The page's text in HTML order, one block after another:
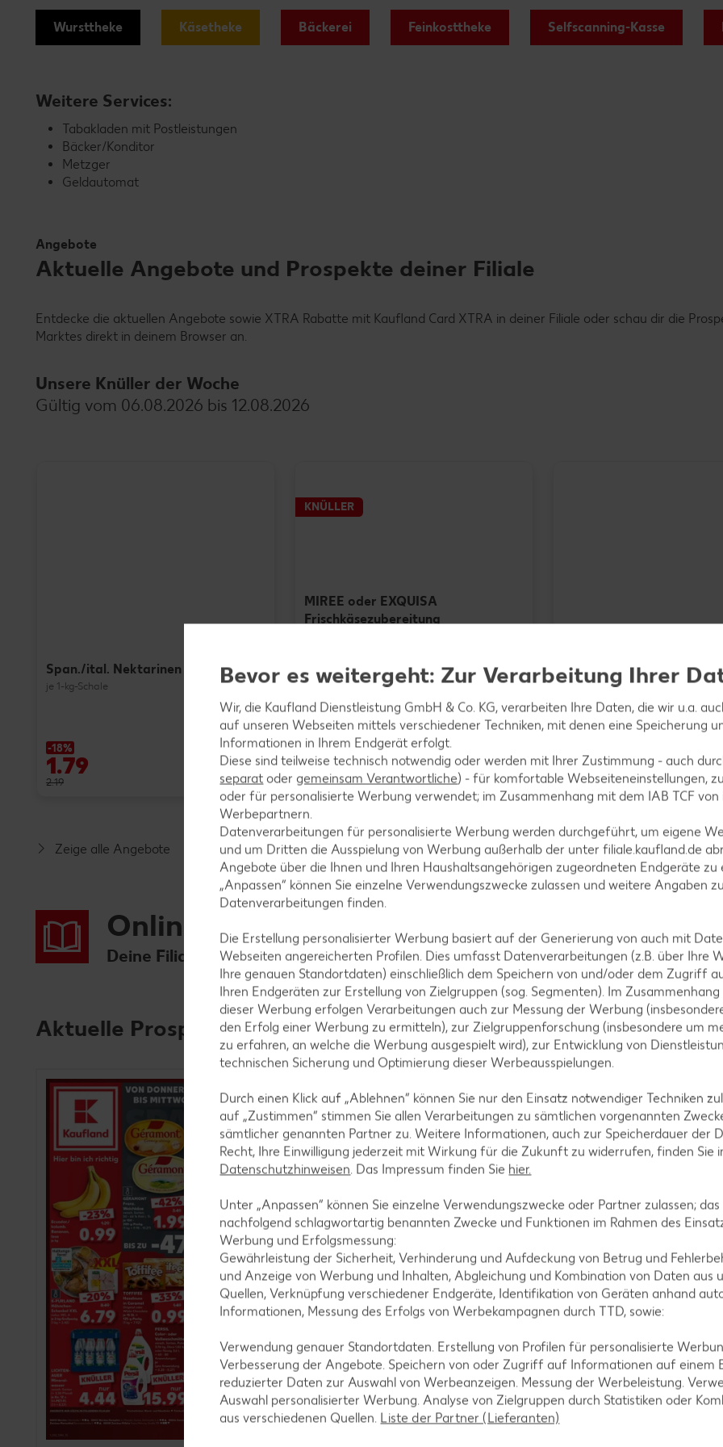
Wursttheke Käsetheke Bäckerei Feinkosttheke Selfscanning-Kasse
Weitere Services:
Tabakladen mit Postleistungen
Bäcker/Konditor
Metzger
Geldautomat
Angebote
Aktuelle Angebote und Prospekte deiner Filiale
Entdecke die aktuellen Angebote sowie XTRA Rabatte mit Kaufland Card XTRA in deiner Filiale oder schau dir die
Marktes direkt in deinem Browser an.
Unsere Knüller der Woche
Gültig vom 06.08.2026 bis 12.08.2026
Span./ital. Nektarinen
je 1-kg-Schale
-18%
1.79
2.19
KNÜLLER
MIREE oder EXQUISA
Frischkäsezubereitung
nur
0.99
je Stück
1.99
2.49
Zeige alle Angebote
Online-Prospekte
Deine Filiale: Kaufland Werdau, Uferstr.
Aktuelle Prospekte
Bevor es weitergeht: Zur Verarbeitung Ihrer
Wir, die Kaufland Dienstleistung GmbH & Co. KG, verarbeiten Ihre Daten, die wir u.a.
auf unseren Webseiten mittels verschiedener Techniken, mit denen eine Speicherung
Informationen in Ihrem Endgerät erfolgt.
Diese sind teilweise technisch notwendig oder werden mit Ihrer Zustimmung - auch
separat oder gemeinsam Verantwortliche) - für komfortable Webseiteneinstellungen,
oder für personalisierte Werbung verwendet; im Zusammenhang mit dem IAB TCF
Werbepartnern.
Datenverarbeitungen für personalisierte Werbung werden durchgeführt, um eigene
und um Dritten die Ausspielung von Werbung außerhalb der unter filiale.kaufland.de
Angebote über die Ihnen und Ihren Haushaltsangehörigen zugeordneten Endgeräte zu
„Anpassen“ können Sie einzelne Verwendungszwecke zulassen und weitere Angaben
Datenverarbeitungen finden.
Die Erstellung personalisierter Werbung basiert auf der Generierung von auch mit
Webseiten angereicherten Profilen. Dies umfasst Datenverarbeitungen (z.B. über Ihre
Ihre genauen Standortdaten) einschließlich dem Speichern von und/oder dem Zugriff
Ihren Endgeräten zur Erstellung von Zielgruppen (sog. Segmenten). Im
dieser Werbung erfolgen Verarbeitungen auch zur Messung der Werbung
den Erfolg einer Werbung zu ermitteln), zur Zielgruppenforschung (insbesondere um
zu erfahren, an welche die Werbung ausgespielt wird), zur Entwicklung von
technischen Sicherung und Optimierung dieser Werbeausspielungen.
Durch einen Klick auf „Ablehnen“ können Sie nur den Einsatz notwendiger Techniken
auf „Zustimmen“ stimmen Sie allen Verarbeitungen zu sämtlichen vorgenannten
sämtlicher genannten Partner zu. Weitere Informationen, auch zur Speicherdauer der
Recht, Ihre Einwilligung jederzeit mit Wirkung für die Zukunft zu widerrufen, finden Sie
Datenschutzhinweisen. Das Impressum finden Sie hier.
Unter „Anpassen“ können Sie einzelne Verwendungszwecke oder Partner zulassen;
nachfolgend schlagwortartig benannten Zwecke und Funktionen im Rahmen des
Werbung und Erfolgsmessung:
Gewährleistung der Sicherheit, Verhinderung und Aufdeckung von Betrug und
und Anzeige von Werbung und Inhalten, Abgleichung und Kombination von Daten aus
Quellen, Verknüpfung verschiedener Endgeräte, Identifikation von Geräten anhand
Informationen, Messung des Erfolgs von Werbekampagnen durch TTD, sowie:
Verwendung genauer Standortdaten. Erstellung von Profilen für personalisierte
Verbesserung der Angebote. Speichern von oder Zugriff auf Informationen auf einem
reduzierter Daten zur Auswahl von Werbeanzeigen. Messung der Werbeleistung.
Auswahl personalisierter Werbung. Analyse von Zielgruppen durch Statistiken oder
aus verschiedenen Quellen. Liste der Partner (Lieferanten)